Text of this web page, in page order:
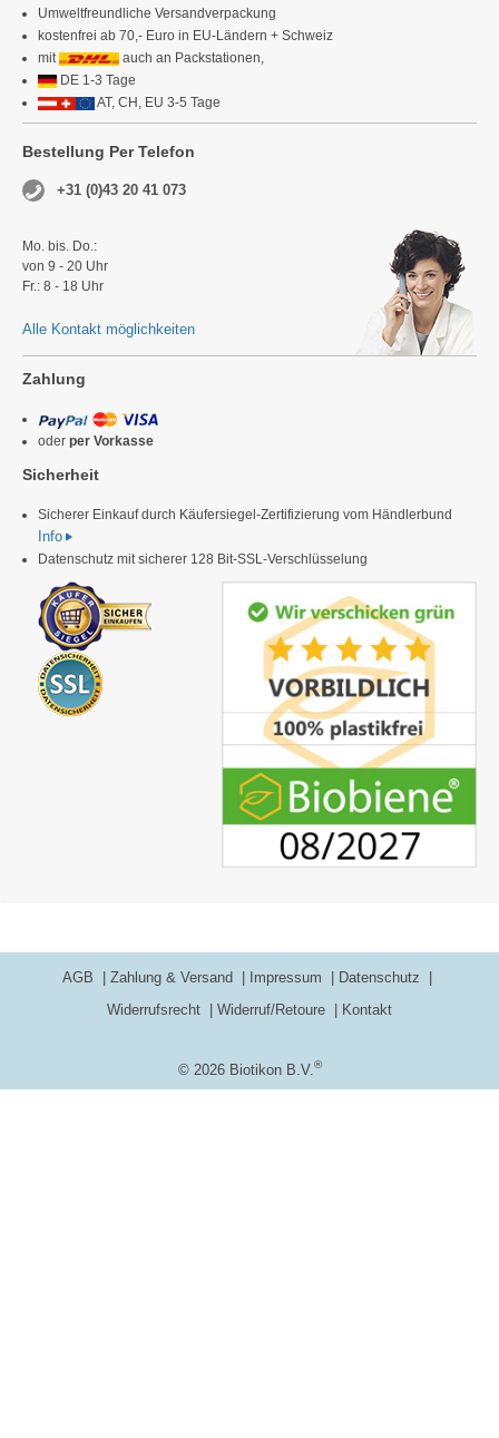
Umweltfreundliche Versandverpackung
kostenfrei ab 70,- Euro in EU-Ländern + Schweiz
mit
auch an Packstationen,
DE 1-3 Tage
AT, CH, EU 3-5 Tage
Bestellung Per Telefon
+31 (0)43 20 41 073
Mo. bis. Do.:
von 9 - 20 Uhr
Fr.: 8 - 18 Uhr
Alle Kontakt möglichkeiten
Zahlung
oder per Vorkasse
Sicherheit
Sicherer Einkauf durch Käufersiegel-Zertifizierung vom Händlerbund
Info
Datenschutz mit sicherer 128 Bit-SSL-Verschlüsselung
© 2026 Biotikon B.V.®
AGB Zahlung & Versand Impressum
Datenschutz
Widerrufsrecht
Widerruf/Retoure Kontakt